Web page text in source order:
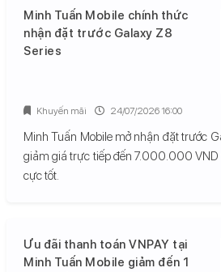
Minh Tuấn Mobile chính thức
nhận đặt trước Galaxy Z8
Series
Minh Tuấn Mobile mở nhận đặt trước
giảm giá trực tiếp đến 7.000.000 VND
cực tốt.
Khuyến mãi 24/07/2026 16:00
Ưu đãi thanh toán VNPAY tại
Minh Tuấn Mobile giảm đến 1